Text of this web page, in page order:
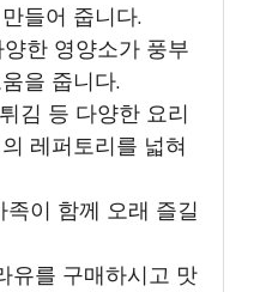
들어 줍니다.
한 영양소가 풍부
을 줍니다.
김 등 다양한 요리
레퍼토리를 넓혀
이 함께 오래 즐길
유를 구매하시고 맛